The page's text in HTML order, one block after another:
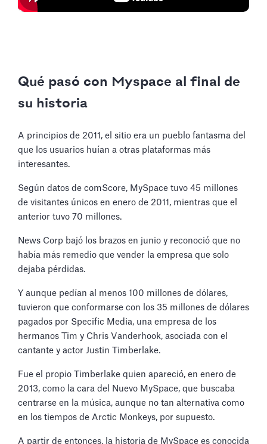
Qué pasó con Myspace al final de
su historia
A principios de 2011, el sitio era un pueblo fantasma del
que los usuarios huían a otras plataformas más
interesantes.
Según datos de comScore, MySpace tuvo 45 millones
de visitantes únicos en enero de 2011, mientras que el
anterior tuvo 70 millones.
News Corp bajó los brazos en junio y reconoció que no
había más remedio que vender la empresa que solo
dejaba pérdidas.
Y aunque pedían al menos 100 millones de dólares,
tuvieron que conformarse con los 35 millones de dólares
pagados por Specific Media, una empresa de los
hermanos Tim y Chris Vanderhook, asociada con el
cantante y actor Justin Timberlake.
Fue el propio Timberlake quien apareció, en enero de
2013, como la cara del Nuevo MySpace, que buscaba
centrarse en la música, aunque no tan alternativa como
en los tiempos de Arctic Monkeys, por supuesto.
A partir de entonces, la historia de MySpace es conocida